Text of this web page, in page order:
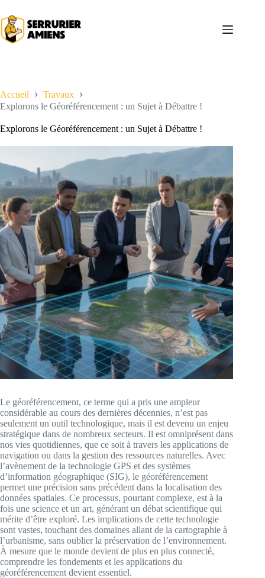
au
contenu
Accueil
Travaux
Explorons le Géoréférencement : un Sujet à Débattre !
Explorons le Géoréférencement : un Sujet à Débattre !
Le géoréférencement, ce terme qui a pris une ampleur
considérable au cours des dernières décennies, n’est pas
seulement un outil technologique, mais il est devenu un enjeu
stratégique dans de nombreux secteurs. Il est omniprésent dans
nos vies quotidiennes, que ce soit à travers les applications de
navigation ou dans la gestion des ressources naturelles. Avec
l’avènement de la technologie GPS et des systèmes
d’information géographique (SIG), le géoréférencement
permet une précision sans précédent dans la localisation des
données spatiales. Ce processus, pourtant complexe, est à la
fois une science et un art, générant un débat scientifique qui
mérite d’être exploré. Les implications de cette technologie
sont vastes, touchant des domaines allant de la cartographie à
l’urbanisme, sans oublier la préservation de l’environnement.
À mesure que le monde devient de plus en plus connecté,
comprendre les fondements et les applications du
géoréférencement devient essentiel.